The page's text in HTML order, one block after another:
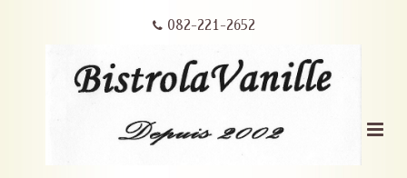
082-221-2652